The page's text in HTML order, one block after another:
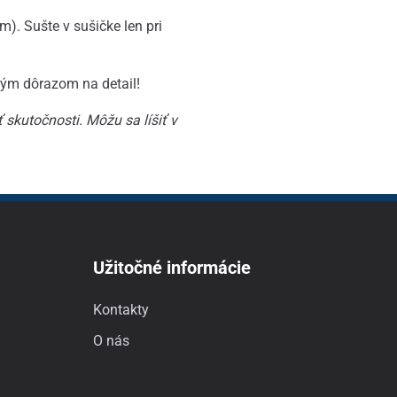
Sušte v sušičke len pri
dôrazom na detail!
skutočnosti. Môžu sa líšiť v
Užitočné informácie
Kontakty
O nás